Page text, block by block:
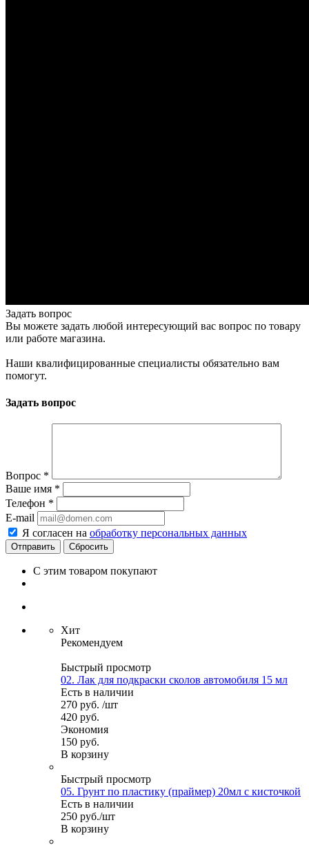
Задать вопрос
Вы можете задать любой интересующий вас вопрос по товару
или работе магазина.
Наши квалифицированные специалисты обязательно вам
помогут.
Задать вопрос
Вопрос *
Ваше имя *
Телефон *
E-mail
Я согласен на обработку персональных данных
Сбросить
С этим товаром покупают
Хит
Рекомендуем
Быстрый просмотр
02. Лак для подкраски сколов автомобиля 15 мл
Есть в наличии
270 руб. /шт
420 руб.
Экономия
150 руб.
В корзину
Быстрый просмотр
05. Грунт по пластику (праймер) 20мл с кисточкой
Есть в наличии
250 руб./шт
В корзину